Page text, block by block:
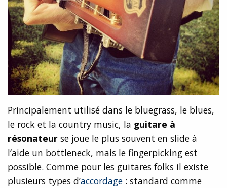
Principalement utilisé dans le bluegrass, le blues,
le rock et la country music, la guitare à
résonateur se joue le plus souvent en slide à
l’aide un bottleneck, mais le fingerpicking est
possible. Comme pour les guitares folks il existe
plusieurs types d’accordage : standard comme